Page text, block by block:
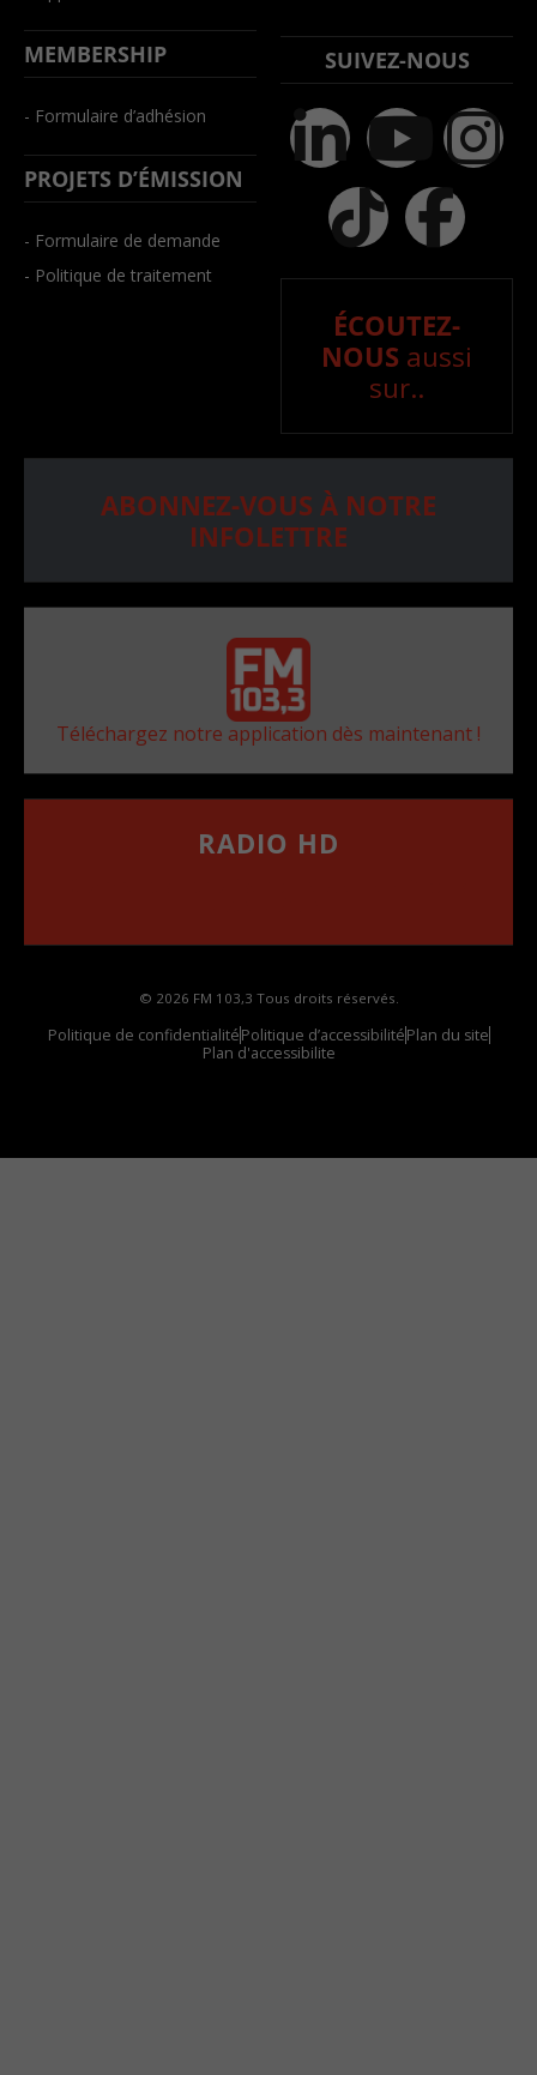
MEMBERSHIP
- Formulaire d’adhésion
PROJETS D’ÉMISSION
- Formulaire de demande
- Politique de traitement
SUIVEZ-NOUS
ÉCOUTEZ-
NOUS aussi
sur..
ABONNEZ-VOUS À NOTRE
INFOLETTRE
Téléchargez notre application dès maintenant !
RADIO HD
© 2026 FM 103,3 Tous droits réservés.
Politique de confidentialitéPolitique d’accessibilitéPlan du site
Plan d'accessibilite